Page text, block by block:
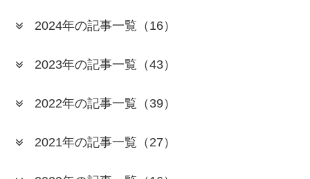
2024年の記事一覧 （16）
2023年の記事一覧 （43）
2022年の記事一覧 （39）
2021年の記事一覧 （27）